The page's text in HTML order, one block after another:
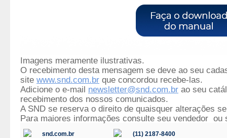
Imagens meramente ilustrativas.
O recebimento desta mensagem se deve ao seu
site www.snd.com.br que concordou recebe-las.
Adicione o e-mail newsletter@snd.com.br ao seu
recebimento dos nossos comunicados.
A SND se reserva o direito de quaisquer alterações
Para maiores informações consulte seu vendedor ou
snd.com.br (11) 2187-8400